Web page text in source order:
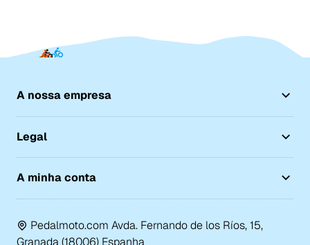
A nossa empresa
Legal
A minha conta
Pedalmoto.com Avda. Fernando de los Ríos, 15,
Granada (18006) Espanha